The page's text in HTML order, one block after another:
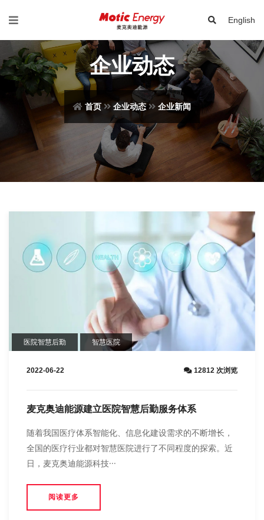
English
企业动态
首页 企业动态 企业新闻
医院智慧后勤 智慧医院
2022-06-22 12812 次浏览
麦克奥迪能源建立医院智慧后勤服务体系
随着我国医疗体系智能化、信息化建设需求的不断增长，
全国的医疗行业都对智慧医院进行了不同程度的探索。近
日，麦克奥迪能源科技···
阅读更多